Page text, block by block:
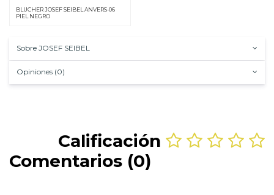
BLUCHER JOSEF SEIBEL ANVERS-06
PIEL NEGRO
Sobre JOSEF SEIBEL
Opiniones (0)
Calificación
Comentarios (0)